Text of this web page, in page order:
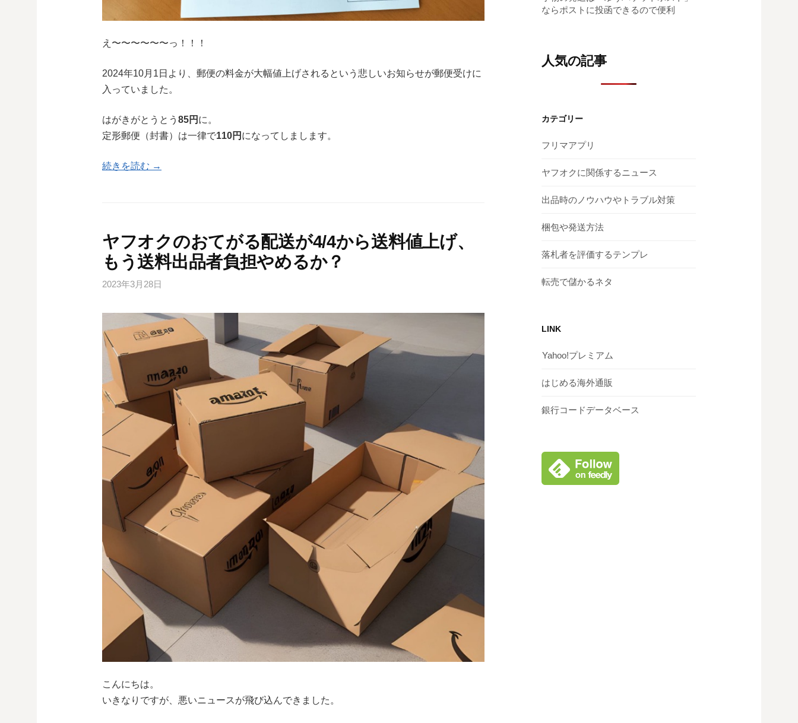
え〜〜〜〜〜〜っ！！！
2024年10月1日より、郵便の料金が大幅値上げされるという悲しいお知らせが郵便受けに
入っていました。
はがきがとうとう 85円 に。
定形郵便（封書）は一律で110円 になってしまします。
続きを読む →
ヤフオクのおてがる配送が4/4から送料値上げ、
もう送料出品者負担やめるか？
2023年3月28日
こんにちは。
いきなりですが、悪いニュースが飛び込んできました。
ならポストに投函できるので便利
人気の記事
カテゴリー
フリマアプリ
ヤフオクに関係するニュース
出品時のノウハウやトラブル対策
梱包や発送方法
落札者を評価するテンプレ
転売で儲かるネタ
LINK
Yahoo!プレミアム
はじめる海外通販
銀行コードデータベース